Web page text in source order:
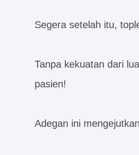
Segera setelah itu,
Tanpa kekuatan dari
pasien!
Adegan ini